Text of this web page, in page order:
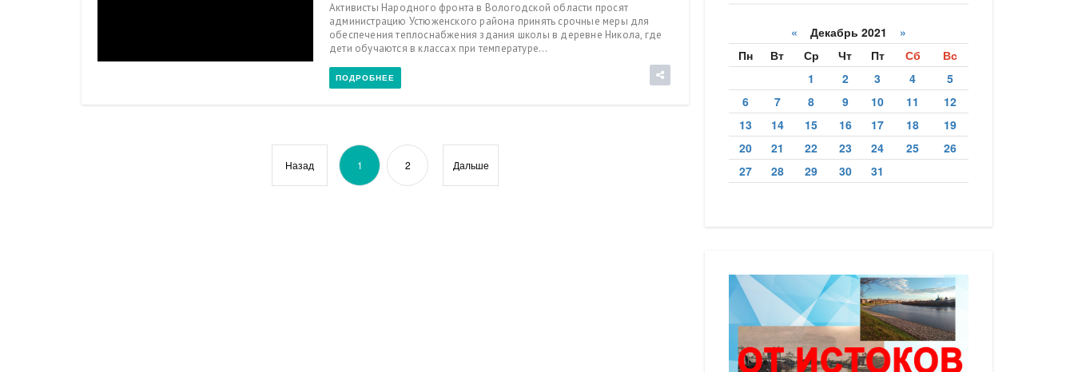
Активисты Народного фронта в Вологодской области просят
администрацию Устюженского района принять срочные меры для
обеспечения теплоснабжения здания школы в деревне Никола, где
дети обучаются в классах при температуре...
ПОДРОБНЕЕ
Назад 1 2 Дальше
« Декабрь 2021 »
Пн
Вт Ср Чт Пт Сб
Вс
1
2 3 4
5
6
7 8 9 10 11
12
13
14 15 16 17 18
19
20
21 22 23 24 25
26
27
28 29 30 31